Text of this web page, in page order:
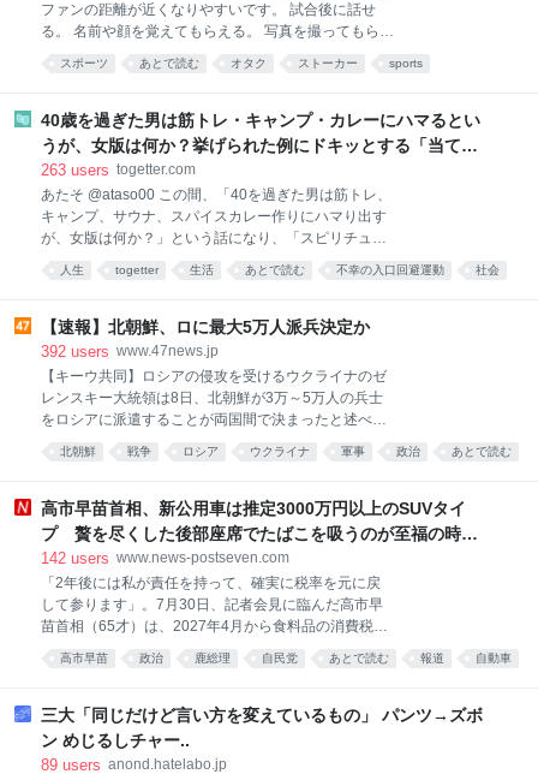
ファンの距離が近くなりやすいです。 試合後に話せ
る。 名前や顔を覚えてもらえる。 写真を撮ってもらえ
る。 SNSで返信が来る。 選手の家族とも顔見知りに
なる。 場合によっては、一緒にボールを蹴る機会もあ
に、ファンが距離感を誤りやすい環境でもあります。
最初は純粋に応援していただけなのに、いつの間に
か、 「自分を覚えてほしい」 「一番のファンだと思わ
だけ応援したのだから、何か返してほしい」 という方
向へ変わっていくことがあります。 本人には悪気がな
くても、選手からは、 「断りにくい」 「気を遣う」
「距離が近すぎる」 「自分の人生へ入り込まれてい
スポーツ あとで読む オタク ストーカー sports
40歳を過ぎた男は筋トレ・キャンプ・カレーにハマるとい
うが、女版は何か？挙げられた例にドキッとする「当ては
まって笑った」
263 users togetter.com
あたそ @ataso00 この間、「40を過ぎた男は筋トレ、
キャンプ、サウナ、スパイスカレー作りにハマり出す
が、女版は何か？」という話になり、「スピリチュア
ル、ピラティス、パーソナルジム、アイドル、手芸、
発酵食品」ということでまとまった 2026-08-08
人生 togetter 生活 あとで読む 不幸の入口回避運動 社会
【速報】北朝鮮、ロに最大5万人派兵決定か
392 users www.47news.jp
【キーウ共同】ロシアの侵攻を受けるウクライナのゼ
レンスキー大統領は8日、北朝鮮が3万～5万人の兵士
をロシアに派遣することが両国間で決まったと述べ
た。
北朝鮮 戦争 ロシア ウクライナ 軍事 政治 あとで読む
高市早苗首相、新公用車は推定3000万円以上のSUVタイ
プ 贅を尽くした後部座席でたばこを吸うのが至福の時間
か どんどん延びる乗車時間
142 users www.news-postseven.com
「2年後には私が責任を持って、確実に税率を元に戻
して参ります」。7月30日、記者会見に臨んだ高市早
苗首相（65才）は、2027年4月から食料品の消費税率
を1％に引き下げる方針を表明。また、「本当に税率
を戻せるのか」との懸念には冒頭のように述べ、政策
総選挙では、チームみらい以外の各党が消費税減税を
公約に掲げていただけに、高市首相にとってはもっと
早く意見が集約できるはずだったのに……というの
高市早苗 政治 鹿総理 自民党 あとで読む 報道 自動車
三大「同じだけど言い方を変えているもの」 パンツ→ズボ
ン めじるしチャー..
89 users anond.hatelabo.jp